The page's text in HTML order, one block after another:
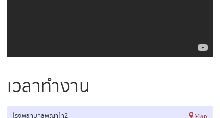
เวลาทำงาน
โรงพยาบาลพญาไท2 Map